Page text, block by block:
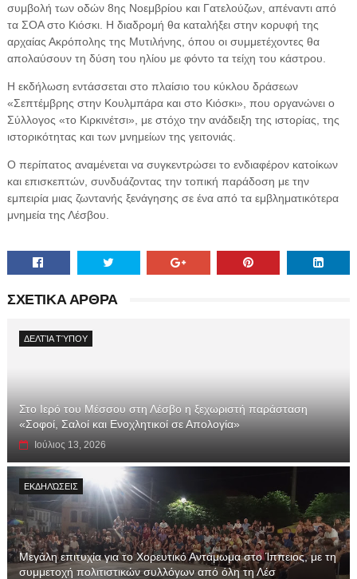
συμβολή των οδών 8ης Νοεμβρίου και Γατελούζων, απέναντι από
τα ΣΟΑ στο Κιόσκι. Η διαδρομή θα καταλήξει στην κορυφή της
αρχαίας Ακρόπολης της Μυτιλήνης, όπου οι συμμετέχοντες θα
απολαύσουν τη δύση του ηλίου με φόντο τα τείχη του κάστρου.
Η εκδήλωση εντάσσεται στο πλαίσιο του κύκλου δράσεων
«Σεπτέμβρης στην Κουλμπάρα και στο Κιόσκι», που οργανώνει ο
Σύλλογος «το Κιρκινέτσι», με στόχο την ανάδειξη της ιστορίας, της
ιστορικότητας και των μνημείων της γειτονιάς.
Ο περίπατος αναμένεται να συγκεντρώσει το ενδιαφέρον κατοίκων
και επισκεπτών, συνδυάζοντας την τοπική παράδοση με την
εμπειρία μιας ζωντανής ξενάγησης σε ένα από τα εμβληματικότερα
μνημεία της Λέσβου.
ΣΧΕΤΙΚΑ ΑΡΘΡΑ
ΔΕΛΤΊΑ ΤΎΠΟΥ
Στο Ιερό του Μέσσου στη Λέσβο η ξεχωριστή παράσταση
«Σοφοί, Σαλοί και Ενοχλητικοί σε Απολογία»
Ιούλιος 13, 2026
ΕΚΔΗΛΏΣΕΙΣ
Μεγάλη επιτυχία για το Χορευτικό Αντάμωμα στο Ίππειος, με τη
συμμετοχή πολιτιστικών συλλόγων από όλη τη Λέσ